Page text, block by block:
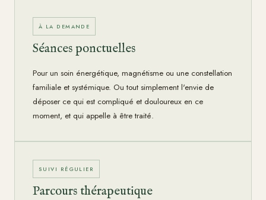
À LA DEMANDE
Séances ponctuelles
Pour un soin énergétique, magnétisme ou une constellation
familiale et systémique. Ou tout simplement l'envie de
déposer ce qui est compliqué et douloureux en ce
moment, et qui appelle à être traité.
SUIVI RÉGULIER
Parcours thérapeutique